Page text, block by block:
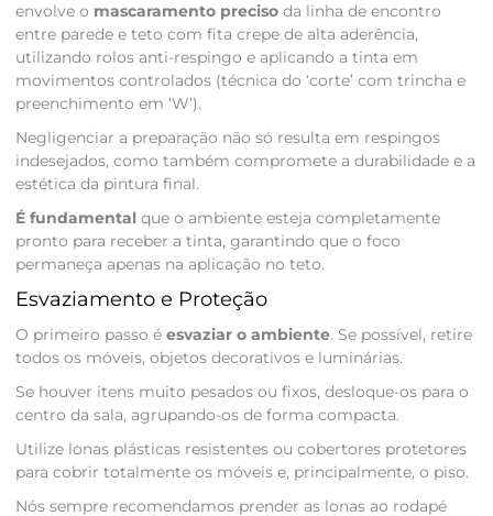
envolve o mascaramento precisoda linha de encontro
entre parede e teto com fita crepe de alta aderência,
utilizando rolos anti-respingo e aplicando a tinta em
movimentos controlados (técnica do ‘corte’ com trincha e
preenchimento em ‘W’).
Negligenciar a preparação não só resulta em respingos
indesejados, como também compromete a durabilidade e a
estética da pintura final.
É fundamental que o ambiente esteja completamente
pronto para receber a tinta, garantindo que o foco
permaneça apenas na aplicação no teto.
Esvaziamento e Proteção
O primeiro passo é esvaziar o ambiente. Se possível, retire
todos os móveis, objetos decorativos e luminárias.
Se houver itens muito pesados ou fixos, desloque-os para o
centro da sala, agrupando-os de forma compacta.
Utilize lonas plásticas resistentes ou cobertores protetores
para cobrir totalmente os móveis e, principalmente, o piso.
Nós sempre recomendamos prender as lonas ao rodapé